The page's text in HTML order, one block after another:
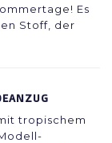
Es
Stoff, der
tropischem